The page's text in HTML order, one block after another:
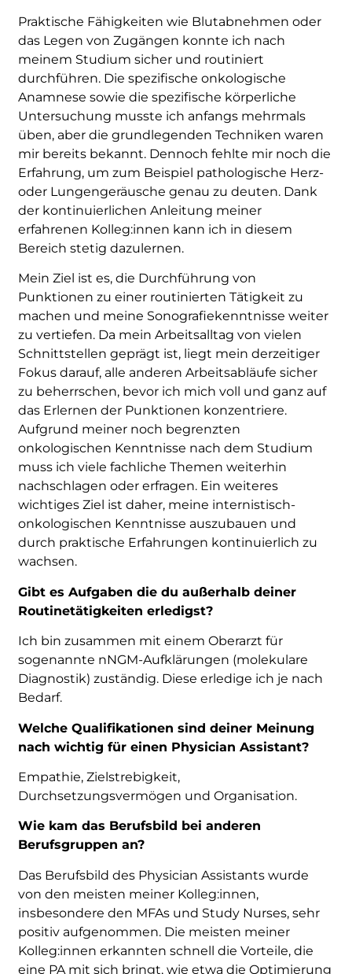
Praktische Fähigkeiten wie Blutabnehmen oder
das Legen von Zugängen konnte ich nach
meinem Studium sicher und routiniert
durchführen. Die spezifische onkologische
Anamnese sowie die spezifische körperliche
Untersuchung musste ich anfangs mehrmals
üben, aber die grundlegenden Techniken waren
mir bereits bekannt. Dennoch fehlte mir noch die
Erfahrung, um zum Beispiel pathologische Herz-
oder Lungengeräusche genau zu deuten. Dank
der kontinuierlichen Anleitung meiner
erfahrenen Kolleg:innen kann ich in diesem
Bereich stetig dazulernen.
Mein Ziel ist es, die Durchführung von
Punktionen zu einer routinierten Tätigkeit zu
machen und meine Sonografiekenntnisse weiter
zu vertiefen. Da mein Arbeitsalltag von vielen
Schnittstellen geprägt ist, liegt mein derzeitiger
Fokus darauf, alle anderen Arbeitsabläufe sicher
zu beherrschen, bevor ich mich voll und ganz auf
das Erlernen der Punktionen konzentriere.
Aufgrund meiner noch begrenzten
onkologischen Kenntnisse nach dem Studium
muss ich viele fachliche Themen weiterhin
nachschlagen oder erfragen. Ein weiteres
wichtiges Ziel ist daher, meine internistisch-
onkologischen Kenntnisse auszubauen und
durch praktische Erfahrungen kontinuierlich zu
wachsen.
Gibt es Aufgaben die du außerhalb deiner
Routinetätigkeiten erledigst?
Ich bin zusammen mit einem Oberarzt für
sogenannte nNGM-Aufklärungen (molekulare
Diagnostik) zuständig. Diese erledige ich je nach
Bedarf.
Welche Qualifikationen sind deiner Meinung
nach wichtig für einen Physician Assistant?
Empathie, Zielstrebigkeit,
Durchsetzungsvermögen und Organisation.
Wie kam das Berufsbild bei anderen
Berufsgruppen an?
Das Berufsbild des Physician Assistants wurde
von den meisten meiner Kolleg:innen,
insbesondere den MFAs und Study Nurses, sehr
positiv aufgenommen. Die meisten meiner
Kolleg:innen erkannten schnell die Vorteile, die
eine PA mit sich bringt, wie etwa die Optimierung